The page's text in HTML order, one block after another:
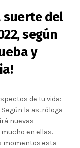
suerte del
según
y
de tu vida:
la astróloga
nuevas
en ellas.
momentos esta